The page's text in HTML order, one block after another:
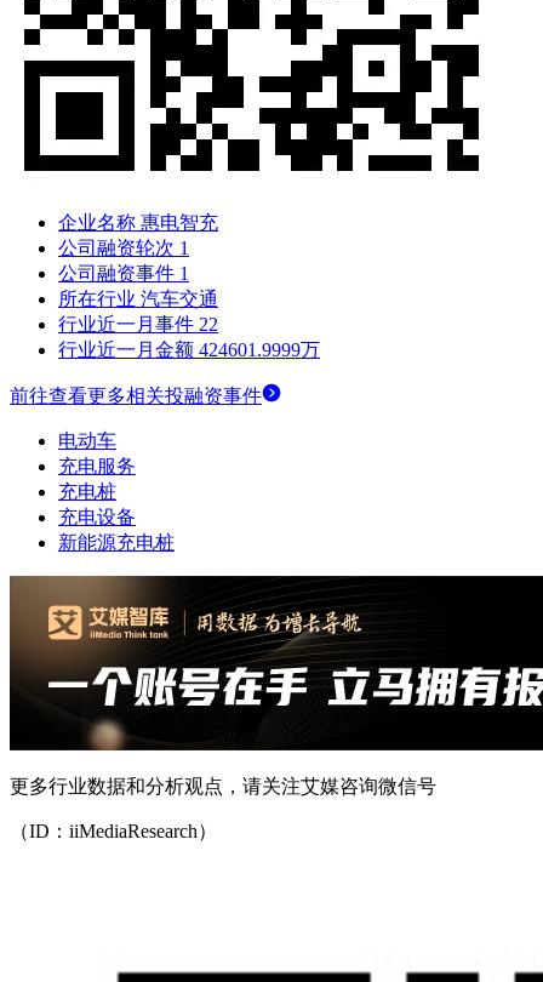
企业名称 惠电智充
公司融资轮次 1
公司融资事件 1
所在行业 汽车交通
行业近一月事件 22
行业近一月金额 424601.9999万
前往查看更多相关投融资事件
电动车
充电服务
充电桩
充电设备
新能源充电桩
更多行业数据和分析观点，请关注艾媒咨询微信号
（ID：iiMediaResearch）